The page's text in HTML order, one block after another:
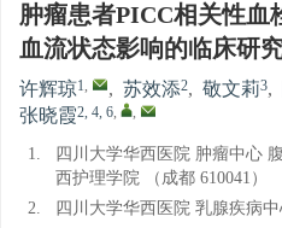
肿瘤患者PICC相关性血
血流状态影响的临床研
许辉琼1, , 苏效添2, 敬文莉3,
张晓霞2, 4, 6, ,
1.
四川大学华西医院 肿瘤中心
西护理学院 （成都 610041）
2.
四川大学华西医院 乳腺疾病中